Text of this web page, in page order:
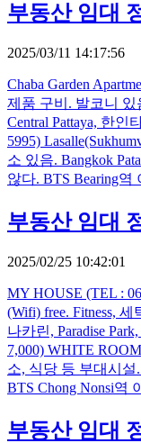
부동산 임대
2025/03/11 14:17:56
Chaba Garden
제품 구비. 발코니 있
Central Pattaya, 한인
5995)
소 있음. Bangkok
않다. BTS Bearing역
부동산 임대
2025/02/25 10:42:01
MY HOUSE (TEL :
(Wifi) free. Fitness, 세
나카린, Paradise
7,000) WHITE
소, 식당 등 부대시설.
BTS Chong Nonsi역
부동산 임대